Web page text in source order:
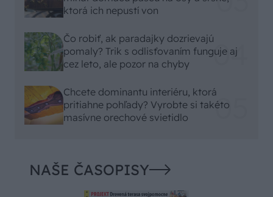
ktorá ich nepustí von
Čo robiť, ak paradajky dozrievajú
pomaly? Trik s odlisťovaním funguje aj
cez leto, ale pozor na chyby
Chcete dominantu interiéru, ktorá
pritiahne pohľady? Vyrobte si takéto
masívne orechové svietidlo
NAŠE ČASOPISY